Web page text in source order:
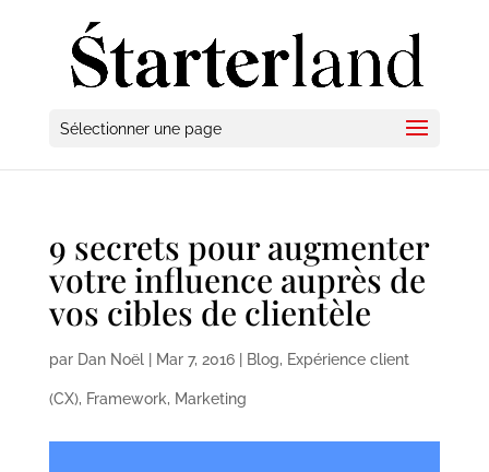
Sélectionner une page
9 secrets pour augmenter
votre influence auprès de
vos cibles de clientèle
par Dan Noël| Mar 7, 2016| Blog, Expérience client
(CX), Framework, Marketing